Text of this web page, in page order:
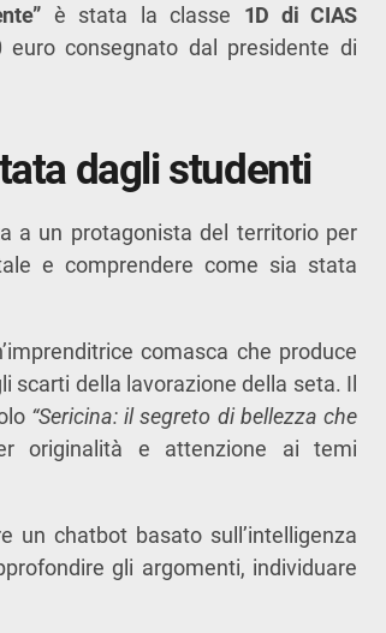
è stata la classe 1D di CIAS
consegnato dal presidente di
dagli studenti
a un protagonista del territorio per
e comprendere come sia stata
comasca che produce
scarti della lavorazione della seta. Il
“Sericina: il segreto di bellezza che
originalità e attenzione ai temi
un chatbot basato sull’intelligenza
gli argomenti, individuare